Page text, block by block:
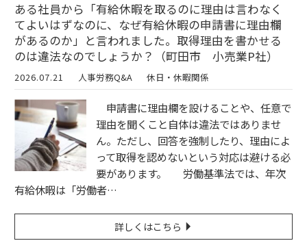
ある社員から「有給休暇を取るのに理由は言わなく
てよいはずなのに、なぜ有給休暇の申請書に理由欄
があるのか」と言われました。取得理由を書かせる
のは違法なのでしょうか？（町田市 小売業P社）
2026.07.21 人事労務Q&A 休日・休暇関係
申請書に理由欄を設けることや、任意で
理由を聞くこと自体は違法ではありませ
ん。ただし、回答を強制したり、理由によ
って取得を認めないという対応は避ける必
要があります。 労働基準法では、年次
有給休暇は「労働者…
詳しくはこちら